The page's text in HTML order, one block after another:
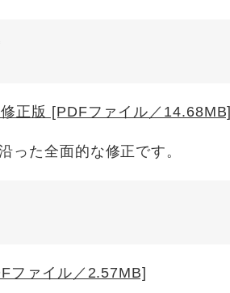
正版 [PDFファイル／14.68MB]
った全面的な修正です。
ファイル／2.57MB]